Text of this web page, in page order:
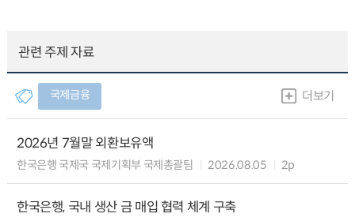
관련 주제 자료
국제금융 더보기
2026년 7월말 외환보유액
한국은행 국제국 국제기획부 국제총괄팀 2026.08.05 2p
한국은행, 국내 생산 금 매입 협력 체계 구축